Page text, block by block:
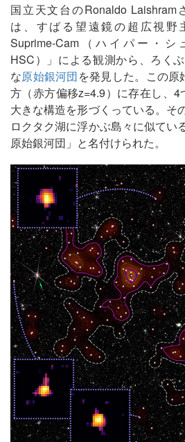
国立天文台のRonaldo
は、すばる望遠鏡の超広視野
Suprime-Cam（ハイパー・シ
HSC）」による観測から、ろく
な原始銀河団を発見した。この
方（赤方偏移z=4.9）に存在し、
大きな構造を形づくっている。そ
ロクタク湖に浮かぶ島々に似てい
原始銀河団」と名付けられた。